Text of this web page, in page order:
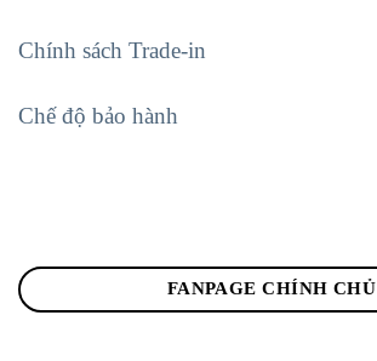
Chính sách Trade-in
Chế độ bảo hành
FANPAGE CHÍNH CHỦ